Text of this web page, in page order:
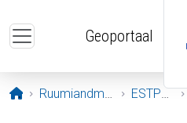
Geoportaal
Avaleht
Ruumiandmed ESTPOS